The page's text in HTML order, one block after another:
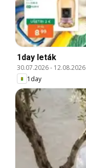
1day leták
30.07.2026- 12.08.2026
1day